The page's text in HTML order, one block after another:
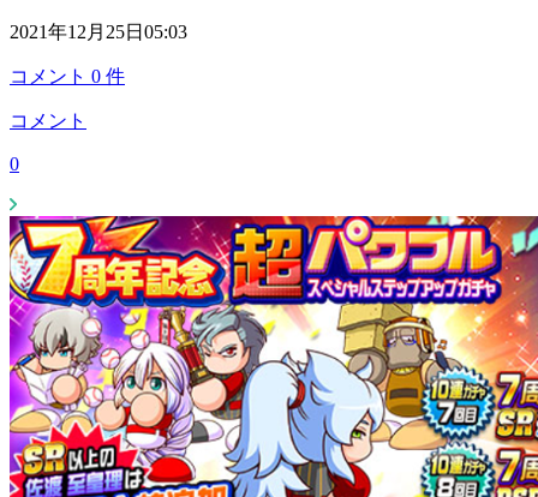
2021年12月25日05:03
コメント 0 件
コメント
0